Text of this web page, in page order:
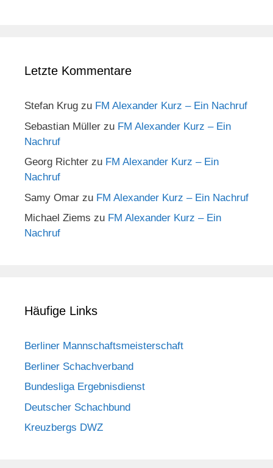
Letzte Kommentare
Stefan Krug zu FM Alexander Kurz – Ein Nachruf
Sebastian Müller zu FM Alexander Kurz – Ein
Nachruf
Georg Richter zu FM Alexander Kurz – Ein
Nachruf
Samy Omar zu FM Alexander Kurz – Ein Nachruf
Michael Ziems zu FM Alexander Kurz – Ein
Nachruf
Häufige Links
Berliner Mannschaftsmeisterschaft
Berliner Schachverband
Bundesliga Ergebnisdienst
Deutscher Schachbund
Kreuzbergs DWZ